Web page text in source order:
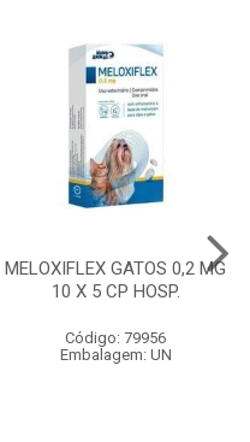
MELOXIFLEX GATOS 0,2 MG
10 X 5 CP HOSP.
Código: 79956
Embalagem: UN